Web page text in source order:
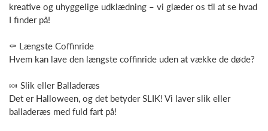
kreative og uhyggelige udklædning – vi glæder os til at se hvad
I finder på!
⚰️ Længste Coffinride
Hvem kan lave den længste coffinride uden at vække de døde?
🍬 Slik eller Balladeræs
Det er Halloween, og det betyder SLIK! Vi laver slik eller
balladeræs med fuld fart på!